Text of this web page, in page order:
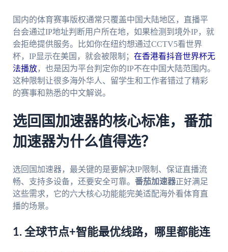
国内的体育赛事版权通常只覆盖中国大陆地区，直播平
台会通过IP地址判断用户所在地，如果检测到境外IP，就
会拒绝提供服务。比如你在纽约想通过CCTV5看世界
杯，IP显示在美国，就会被限制； 在香港看抖音世界杯无
法播放，也是因为平台判定你的IP不在中国大陆范围内。
这种限制让很多海外华人、留学生和工作者错过了精彩
的赛事和熟悉的中文解说。
选回国加速器的核心标准，番茄
加速器为什么值得选？
选回国加速器，最关键的是要解决IP限制、保证直播流
畅、支持多设备，还要安全可靠。 番茄加速器正好满足
这些需求，它的六大核心功能能完美适配海外看体育直
播的场景。
1. 全球节点+智能最优线路，哪里都能连